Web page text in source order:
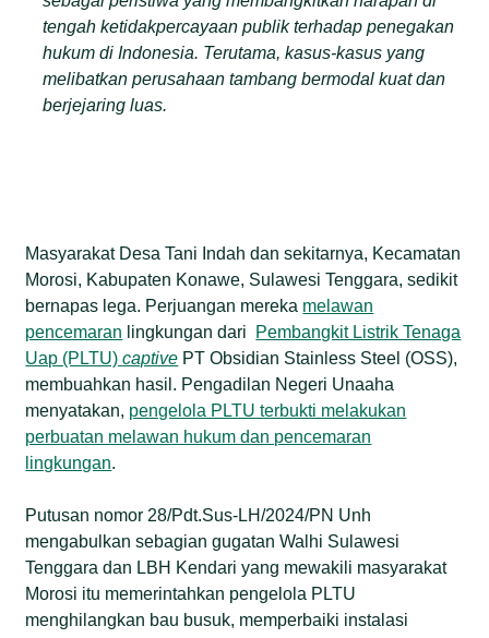
tengah ketidakpercayaan publik terhadap penegakan
hukum di Indonesia. Terutama, kasus-kasus yang
melibatkan perusahaan tambang bermodal kuat dan
berjejaring luas.
Masyarakat Desa Tani Indah dan sekitarnya, Kecamatan
Morosi, Kabupaten Konawe, Sulawesi Tenggara, sedikit
bernapas lega. Perjuangan mereka melawan
pencemaran lingkungan dari Pembangkit Listrik Tenaga
Uap (PLTU)captive PT Obsidian Stainless Steel (OSS),
membuahkan hasil. Pengadilan Negeri Unaaha
menyatakan, pengelola PLTU terbukti melakukan
perbuatan melawan hukum dan pencemaran
lingkungan.
Putusan nomor 28/Pdt.Sus-LH/2024/PN Unh
mengabulkan sebagian gugatan Walhi Sulawesi
Tenggara dan LBH Kendari yang mewakili masyarakat
Morosi itu memerintahkan pengelola PLTU
menghilangkan bau busuk, memperbaiki instalasi